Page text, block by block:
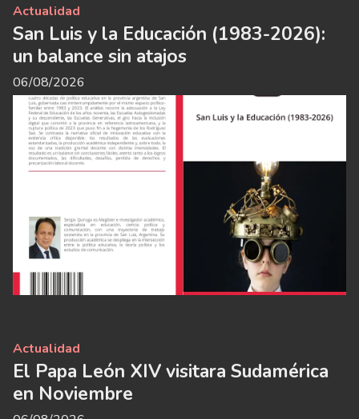
San Luis y la Educación (1983-2026):
un balance sin atajos
Actualidad
06/08/2026
El Papa León XIV visitara Sudamérica
en Noviembre
Actualidad